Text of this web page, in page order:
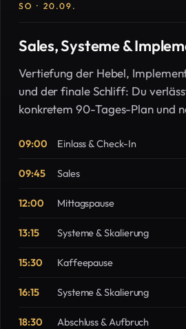
SO · 20.09.
Sales, Systeme &
Vertiefung der Hebel,
und der finale Schliff: Du
konkretem 90-Tages-Plan und
09:00 Einlass & Check-In
09:45 Sales
12:00 Mittagspause
13:15 Systeme & Skalierung
15:30 Kaffeepause
16:15 Systeme & Skalierung
18:30 Abschluss & Aufbruch